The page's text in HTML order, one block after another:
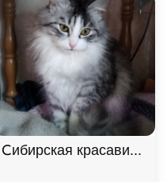
8 мес. В дар!,
Сибирская красавица